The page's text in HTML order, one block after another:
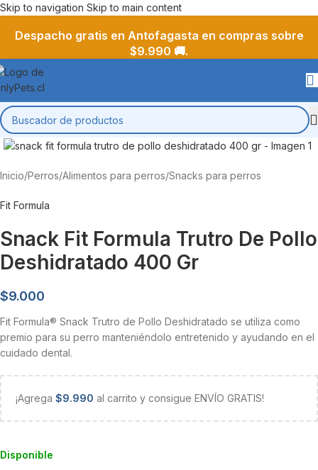
Skip to navigation Skip to main content
Despacho gratis en Antofagasta en compras sobre
$9.990 🚚.
Inicio/Perros/Alimentos para perros/Snacks para perros
Fit Formula
Snack Fit Formula Trutro De Pollo
Deshidratado 400 Gr
$9.000
Fit Formula® Snack Trutro de Pollo Deshidratado se utiliza como
premio para su perro manteniéndolo entretenido y ayudando en el
cuidado dental.
¡Agrega $9.990 al carrito y consigue ENVÍO GRATIS!
Disponible